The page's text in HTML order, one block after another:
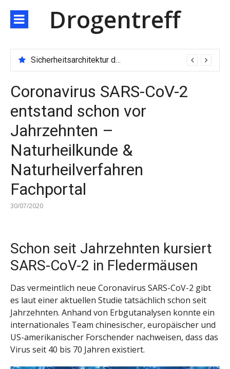
zum
Inhalt
Drogentreff
Sicherheitsarchitektur der nächsten Generation: JARXE kombiniert Multi-Wallet und MPC als Schutzschild für digitales Vertrauen
Coronavirus SARS-CoV-2
entstand schon vor
Jahrzehnten –
Naturheilkunde &
Naturheilverfahren
Fachportal
30/07/2020
Schon seit Jahrzehnten kursiert
SARS-CoV-2 in Fledermäusen
Das vermeintlich neue Coronavirus SARS-CoV-2 gibt
es laut einer aktuellen Studie tatsächlich schon seit
Jahrzehnten. Anhand von Erbgutanalysen konnte ein
internationales Team chinesischer, europäischer und
US-amerikanischer Forschender nachweisen, dass das
Virus seit 40 bis 70 Jahren existiert.